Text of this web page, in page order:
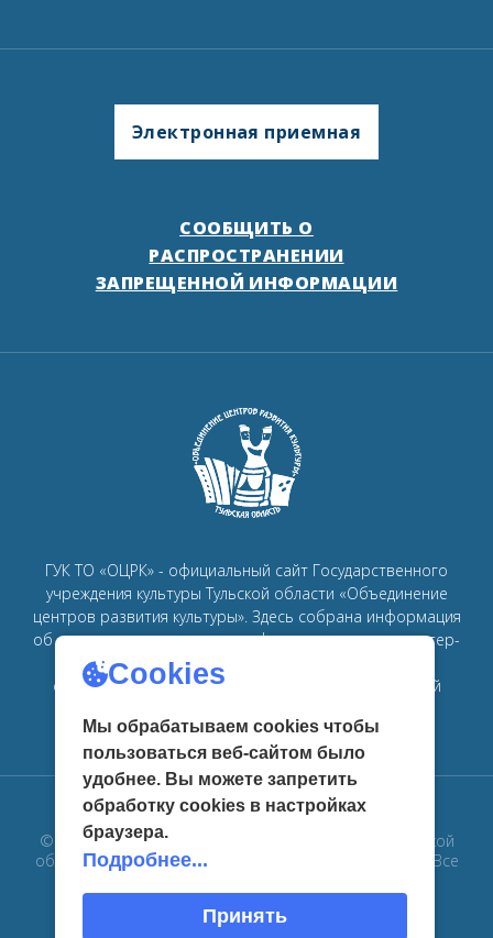
СООБЩИТЬ О
РАСПРОСТРАНЕНИИ
ЗАПРЕЩЕННОЙ ИНФОРМАЦИИ
Электронная приемная
ГУК ТО «ОЦРК» - официальный сайт Государственного
учреждения культуры Тульской области «Объединение
центров развития культуры». Здесь собрана информация
об основных мероприятиях, афишах, спектаклях, мастер-
классах, семинарах, главных новостях в рамках
объединенияцентров развития культуры в Тульской
© 2019 Государственное учреждение культуры Тульской
области «Объединение центров развития культуры». Все
Cookies
Мы обрабатываем cookies чтобы
пользоваться веб-сайтом было
удобнее. Вы можете запретить
обработку сookies в настройках
браузера.
Подробнее...
Принять